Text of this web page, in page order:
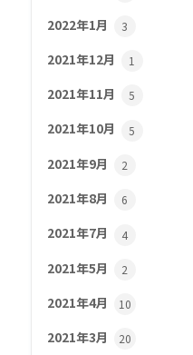
2022年1月 3
2021年12月 1
2021年11月 5
2021年10月 5
2021年9月 2
2021年8月 6
2021年7月 4
2021年5月 2
2021年4月 10
2021年3月 20